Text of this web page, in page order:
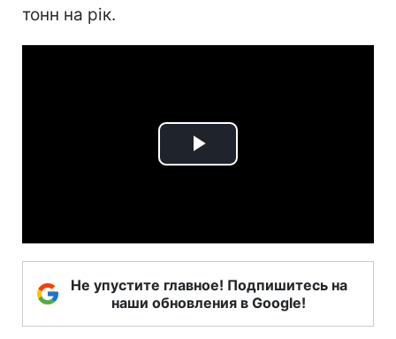
тонн на рік.
Play
Не упустите главное! Подпишитесь на
наши обновления в Google!